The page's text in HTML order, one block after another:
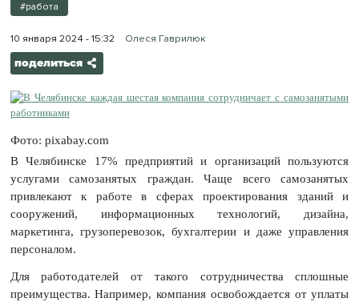
#работа
10 января 2024 - 15:32 Олеся Гаврилюк
поделиться
Фото: pixabay.com
В Челябинске 17% предприятий и организаций пользуются
услугами самозанятых граждан. Чаще всего самозанятых
привлекают к работе в сферах проектирования зданий и
сооружений, информационных технологий, дизайна,
маркетинга, грузоперевозок, бухгалтерии и даже управления
персоналом.
Для работодателей от такого сотрудничества сплошные
преимущества. Например, компания освобождается от уплаты